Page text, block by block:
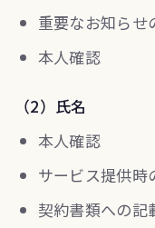
重要なお知らせ
本人確認
（2）氏名
本人確認
サービス提供時
契約書類への記